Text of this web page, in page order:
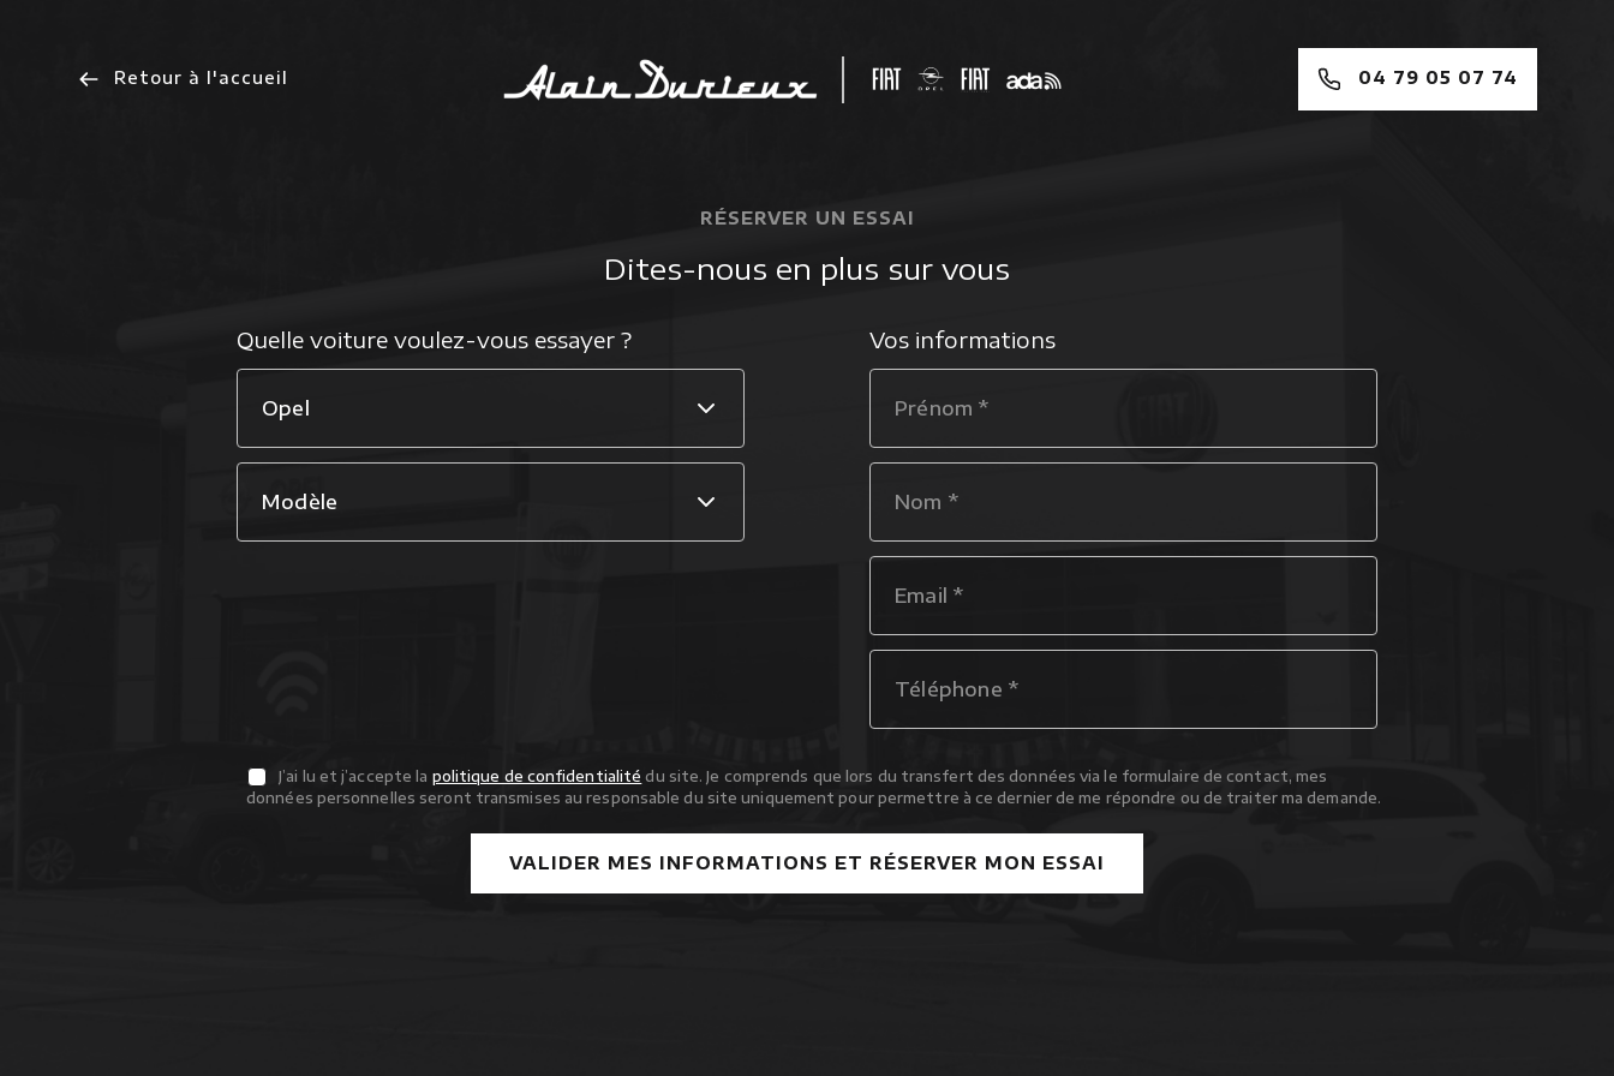
Retour à l'accueil 04 79 05 07 74
RÉSERVER UN ESSAI
Dites-nous en plus sur vous
Quelle voiture voulez-vous essayer ? Vos informations
J’ai lu et j’accepte la politique de confidentialité du site. Je comprends que lors du transfert des données via le formulaire de contact, mes
données personnelles seront transmises au responsable du site uniquement pour permettre à ce dernier de me répondre ou de traiter ma demande.
VALIDER MES INFORMATIONS ET RÉSERVER MON ESSAI